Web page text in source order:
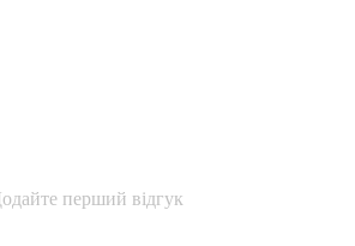
перший відгук